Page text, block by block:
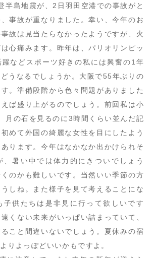
半島地震が、2日羽田空港での事故がと
事故が重なりました。幸い、今年のお
故は見当たらなかったようですが、火
心痛みます。昨年は、パリオリンピッ
などスポーツ好きの私には興奮の1年
うなるでしょうか。大阪で55年ぶりの
。準備段階から色々問題がありました
ば盛り上がるのでしょう。前回私は小
月の石を見るのに3時間くらい並んだ記
めて外国の綺麗な女性を目にしたよう
ります。今年はなかなか出かけられそ
、暑い中では体力的にきついでしょう
のかも難しいです。当然いい季節の方
しね。また様子を見て考えることにな
子供たちは是非見に行って欲しいです
くない未来がいっぱい詰まっていて、
こと間違いないでしょう。夏休みの宿
りよっぽどいいかもですよ。